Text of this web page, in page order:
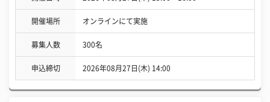
開催場所 オンラインにて実施
募集人数 300名
申込締切 2026年08月27日(木) 14:00